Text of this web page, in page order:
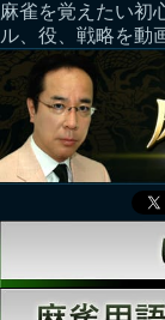
麻雀を覚えたい初
ル、役、戦略を動